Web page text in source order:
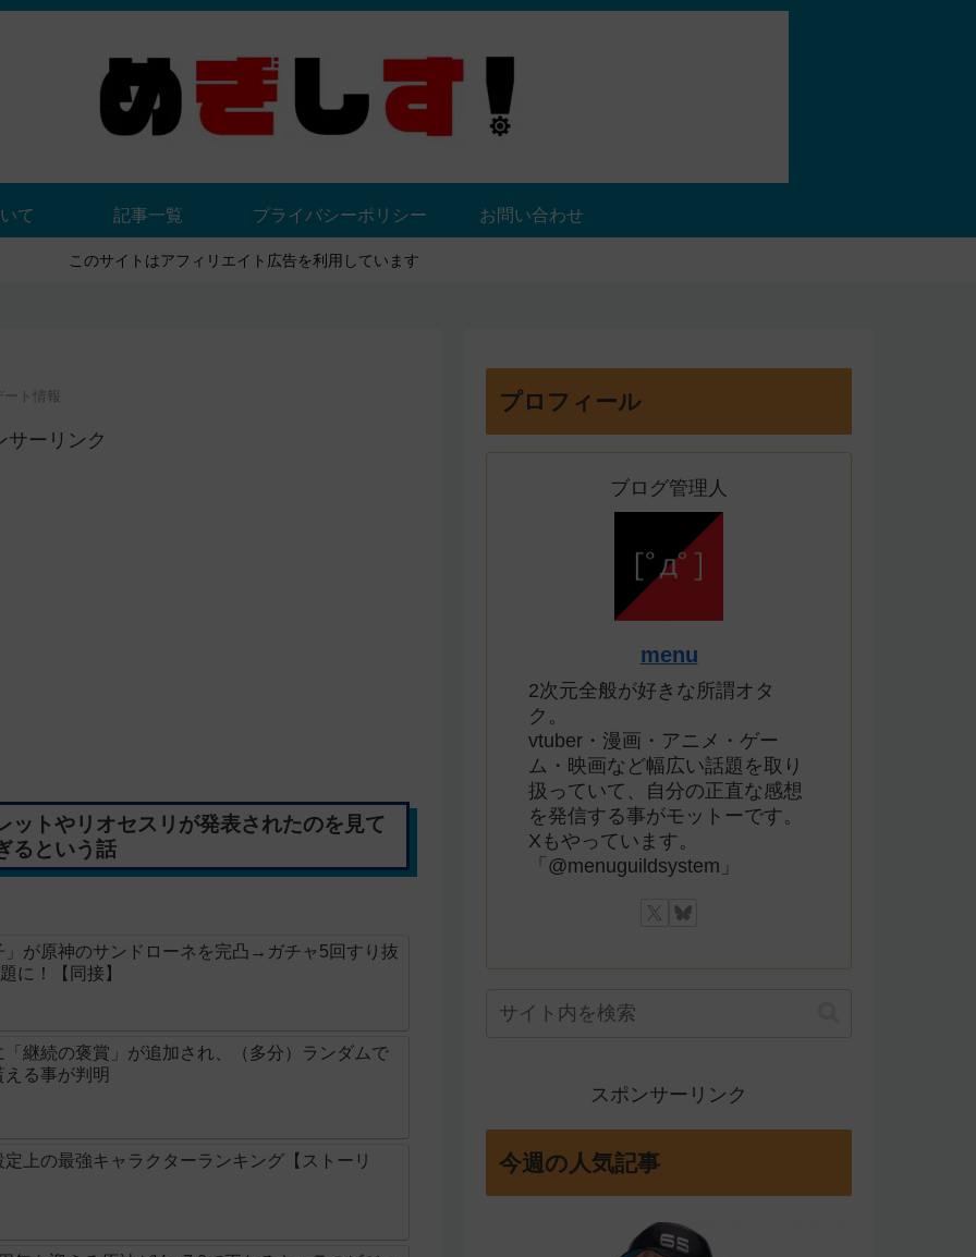
て 記事一覧 プライバシーポリシー お問い合わせ
このサイトはアフィリエイト広告を利用しています
ト情報
サーリンク
トやリオセスリが発表されたのを見て
るという話
が原神のサンドローネを完凸→ガチャ5回すり抜
に！【同接】
継続の褒賞」が追加され、（多分）ランダムで
る事が判明
上の最強キャラクターランキング【ストーリ
プロフィール
ブログ管理人
menu
2次元全般が好きな所謂オタ
ク。
vtuber・漫画・アニメ・ゲー
ム・映画など幅広い話題を取り
扱っていて、自分の正直な感想
を発信する事がモットーです。
Xもやっています。
「@menuguildsystem」
スポンサーリンク